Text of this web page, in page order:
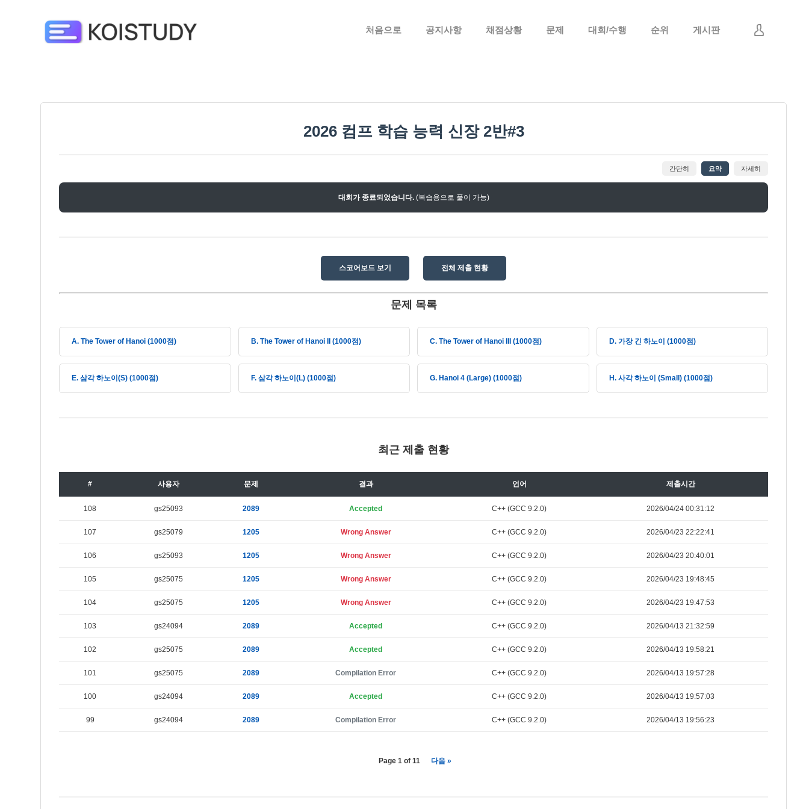
처음으로 공지사항 채점상황 문제 대회/수행 순위 게시판
2026 컴프 학습 능력 신장 2반#3
간단히 요약 자세히
대회가 종료되었습니다.(복습용으로 풀이 가능)
스코어보드 보기 전체 제출 현황
문제 목록
A. The Tower of Hanoi (1000점) B. The Tower of Hanoi II (1000점) C. The Tower of Hanoi III (1000점) D. 가장 긴 하노이 (1000점)
E. 삼각 하노이(S) (1000점) F. 삼각 하노이(L) (1000점) G. Hanoi 4 (Large) (1000점) H. 사각 하노이 (Small) (1000점)
최근 제출 현황
# 사용자 문제 결과 언어 제출시간
108 gs25093 2089 Accepted C++ (GCC 9.2.0) 2026/04/24 00:31:12
107 gs25079 1205 Wrong Answer C++ (GCC 9.2.0) 2026/04/23 22:22:41
106 gs25093 1205 Wrong Answer C++ (GCC 9.2.0) 2026/04/23 20:40:01
105 gs25075 1205 Wrong Answer C++ (GCC 9.2.0) 2026/04/23 19:48:45
104 gs25075 1205 Wrong Answer C++ (GCC 9.2.0) 2026/04/23 19:47:53
103 gs24094 2089 Accepted C++ (GCC 9.2.0) 2026/04/13 21:32:59
102 gs25075 2089 Accepted C++ (GCC 9.2.0) 2026/04/13 19:58:21
101 gs25075 2089 Compilation Error C++ (GCC 9.2.0) 2026/04/13 19:57:28
100 gs24094 2089 Accepted C++ (GCC 9.2.0) 2026/04/13 19:57:03
99 gs24094 2089 Compilation Error C++ (GCC 9.2.0) 2026/04/13 19:56:23
Page 1 of 11 다음 »